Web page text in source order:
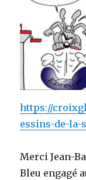
https://
essins-de-la-
Merci Jean-
Bleu engagé